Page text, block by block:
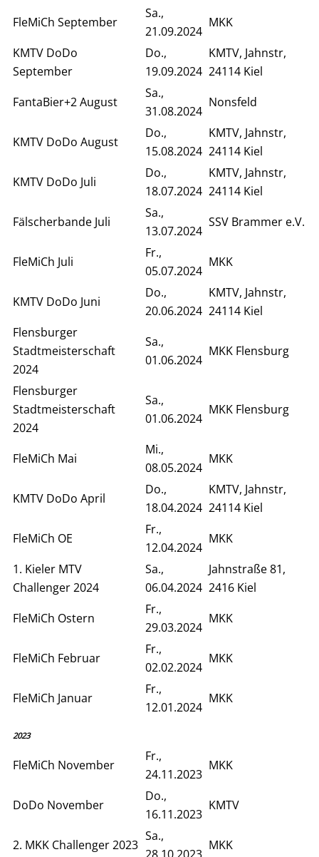
FleMiCh September
Sa.,
21.09.2024
MKK
KMTV DoDo
September
Do.,
19.09.2024
KMTV, Jahnstr,
24114 Kiel
FantaBier+2 August
Sa.,
31.08.2024
Nonsfeld
KMTV DoDo August
Do.,
15.08.2024
KMTV, Jahnstr,
24114 Kiel
KMTV DoDo Juli
Do.,
18.07.2024
KMTV, Jahnstr,
24114 Kiel
Fälscherbande Juli
Sa.,
13.07.2024
SSV Brammer e.V.
FleMiCh Juli
Fr.,
05.07.2024
MKK
KMTV DoDo Juni
Do.,
20.06.2024
KMTV, Jahnstr,
24114 Kiel
Flensburger
Stadtmeisterschaft
2024
Sa.,
01.06.2024
MKK Flensburg
Flensburger
Stadtmeisterschaft
2024
Sa.,
01.06.2024
MKK Flensburg
FleMiCh Mai
Mi.,
08.05.2024
MKK
KMTV DoDo April
Do.,
18.04.2024
KMTV, Jahnstr,
24114 Kiel
FleMiCh OE
Fr.,
12.04.2024
MKK
1. Kieler MTV
Challenger 2024
Sa.,
06.04.2024
Jahnstraße 81,
2416 Kiel
FleMiCh Ostern
Fr.,
29.03.2024
MKK
FleMiCh Februar
Fr.,
02.02.2024
MKK
FleMiCh Januar
Fr.,
12.01.2024
MKK
2023
FleMiCh November
Fr.,
24.11.2023
MKK
DoDo November
Do.,
16.11.2023
KMTV
2. MKK Challenger 2023
Sa.,
MKK